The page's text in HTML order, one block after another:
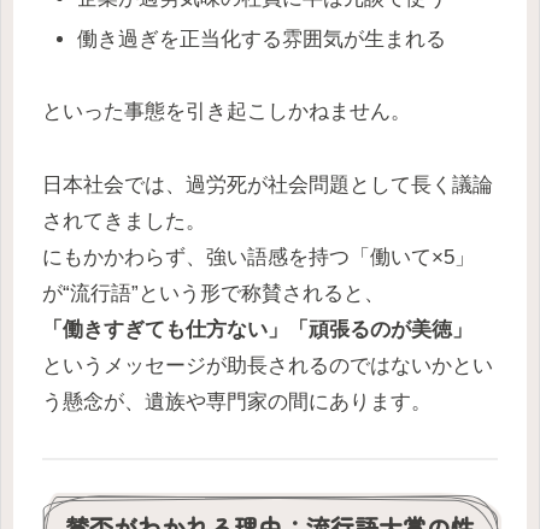
働き過ぎを正当化する雰囲気が生まれる
といった事態を引き起こしかねません。
日本社会では、過労死が社会問題として長く議論
されてきました。
にもかかわらず、強い語感を持つ「働いて×5」
が“流行語”という形で称賛されると、
「働きすぎても仕方ない」「頑張るのが美徳」
というメッセージが助長されるのではないかとい
う懸念が、遺族や専門家の間にあります。